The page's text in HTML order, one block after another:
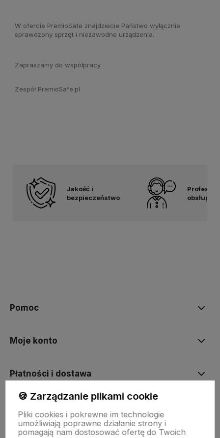
W ofercie PremioSafe znajdziecie Państwo wyłącznie
sprawdzony sprzęt i niezawodne urządzenia.
Zapraszamy do współpracy.
Zespół PremioSafe.pl
Jakość i
bezpieczeństwo
obsługa
Pomoc
Moje konto
Płatności i dostawa
🍪 Zarządzanie plikami cookie
Pliki cookies i pokrewne im technologie
umożliwiają poprawne działanie strony i
pomagają nam dostosować ofertę do Twoich